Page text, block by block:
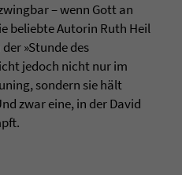
– wenn Gott an
beliebte Autorin Ruth Heil
»Stunde des
jedoch nicht nur im
sondern sie hält
zwar eine, in der David